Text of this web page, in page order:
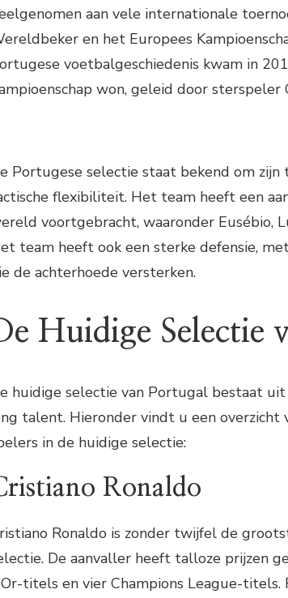
aan vele internationale
en het Europees
voetbalgeschiedenis kwam in
won, geleid door sterspeler
Portugese selectie staat bekend om zijn
flexibiliteit. Het team heeft een
voortgebracht, waaronder Eusébio,
team heeft ook een sterke defensie,
de achterhoede versterken.
Huidige Selectie
huidige selectie van Portugal bestaat
talent. Hieronder vindt u een overzicht
in de huidige selectie:
Ronaldo
Ronaldo is zonder twijfel de
De aanvaller heeft talloze prijzen
titels en vier Champions League-